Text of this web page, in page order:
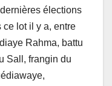
élections
ce lot il y a, entre
Rahma, battu
Sall, frangin du